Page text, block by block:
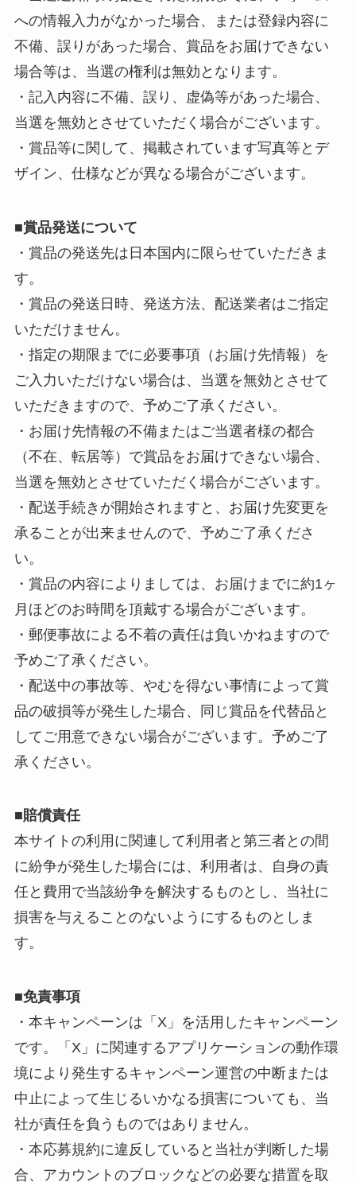
への情報入力がなかった場合、または登録内容に
不備、誤りがあった場合、賞品をお届けできない
場合等は、当選の権利は無効となります。
・記入内容に不備、誤り、虚偽等があった場合、
当選を無効とさせていただく場合がございます。
・賞品等に関して、掲載されています写真等とデ
ザイン、仕様などが異なる場合がございます。
■賞品発送について
・賞品の発送先は日本国内に限らせていただきま
す。
・賞品の発送日時、発送方法、配送業者はご指定
いただけません。
・指定の期限までに必要事項（お届け先情報）を
ご入力いただけない場合は、当選を無効とさせて
いただきますので、予めご了承ください。
・お届け先情報の不備またはご当選者様の都合
（不在、転居等）で賞品をお届けできない場合、
当選を無効とさせていただく場合がございます。
・配送手続きが開始されますと、お届け先変更を
承ることが出来ませんので、予めご了承くださ
い。
・賞品の内容によりましては、お届けまでに約1ヶ
月ほどのお時間を頂戴する場合がございます。
・郵便事故による不着の責任は負いかねますので
予めご了承ください。
・配送中の事故等、やむを得ない事情によって賞
品の破損等が発生した場合、同じ賞品を代替品と
してご用意できない場合がございます。予めご了
承ください。
■賠償責任
本サイトの利用に関連して利用者と第三者との間
に紛争が発生した場合には、利用者は、自身の責
任と費用で当該紛争を解決するものとし、当社に
損害を与えることのないようにするものとしま
す。
■免責事項
・本キャンペーンは「X」を活用したキャンペーン
です。「X」に関連するアプリケーションの動作環
境により発生するキャンペーン運営の中断または
中止によって生じるいかなる損害についても、当
社が責任を負うものではありません。
・本応募規約に違反していると当社が判断した場
合、アカウントのブロックなどの必要な措置を取